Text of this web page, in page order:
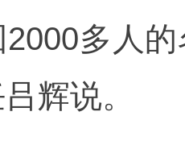
多人
辉说。